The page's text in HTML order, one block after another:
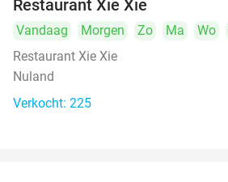
Restaurant Xie Xie
Vandaag Morgen Zo Ma Wo
Restaurant Xie Xie
Nuland
Verkocht: 225